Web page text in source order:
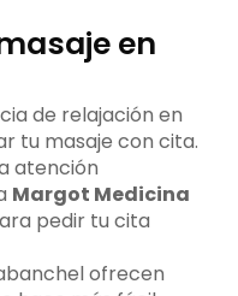
en
de relajación en
tu masaje con cita.
atención
Margot Medicina
pedir tu cita
ofrecen